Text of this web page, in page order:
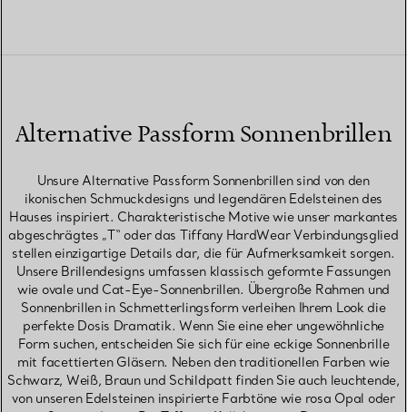
Alternative Passform Sonnenbrillen
Unsure Alternative Passform Sonnenbrillen sind von den
ikonischen Schmuckdesigns und legendären Edelsteinen des
Hauses inspiriert. Charakteristische Motive wie unser markantes
abgeschrägtes „T“ oder das Tiffany HardWear Verbindungsglied
stellen einzigartige Details dar, die für Aufmerksamkeit sorgen.
Unsere Brillendesigns umfassen klassisch geformte Fassungen
wie ovale und Cat-Eye-Sonnenbrillen. Übergroße Rahmen und
Sonnenbrillen in Schmetterlingsform verleihen Ihrem Look die
perfekte Dosis Dramatik. Wenn Sie eine eher ungewöhnliche
Form suchen, entscheiden Sie sich für eine eckige Sonnenbrille
mit facettierten Gläsern. Neben den traditionellen Farben wie
Schwarz, Weiß, Braun und Schildpatt finden Sie auch leuchtende,
von unseren Edelsteinen inspirierte Farbtöne wie rosa Opal oder